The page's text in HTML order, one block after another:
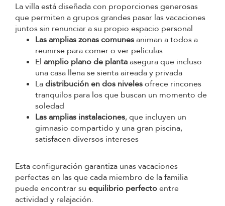
La villa está diseñada con proporciones generosas
que permiten a grupos grandes pasar las vacaciones
juntos sin renunciar a su propio espacio personal
Las amplias zonas comunesaniman a todos a
reunirse para comer o ver películas
El amplio plano de plantaasegura que incluso
una casa llena se sienta aireada y privada
Ladistribución en dos nivelesofrece rincones
tranquilos para los que buscan un momento de
soledad
Las amplias instalaciones, que incluyen un
gimnasio compartido y una gran piscina,
satisfacen diversos intereses
Esta configuración garantiza unas vacaciones
perfectas en las que cada miembro de la familia
puede encontrar su equilibrio perfectoentre
actividad y relajación.